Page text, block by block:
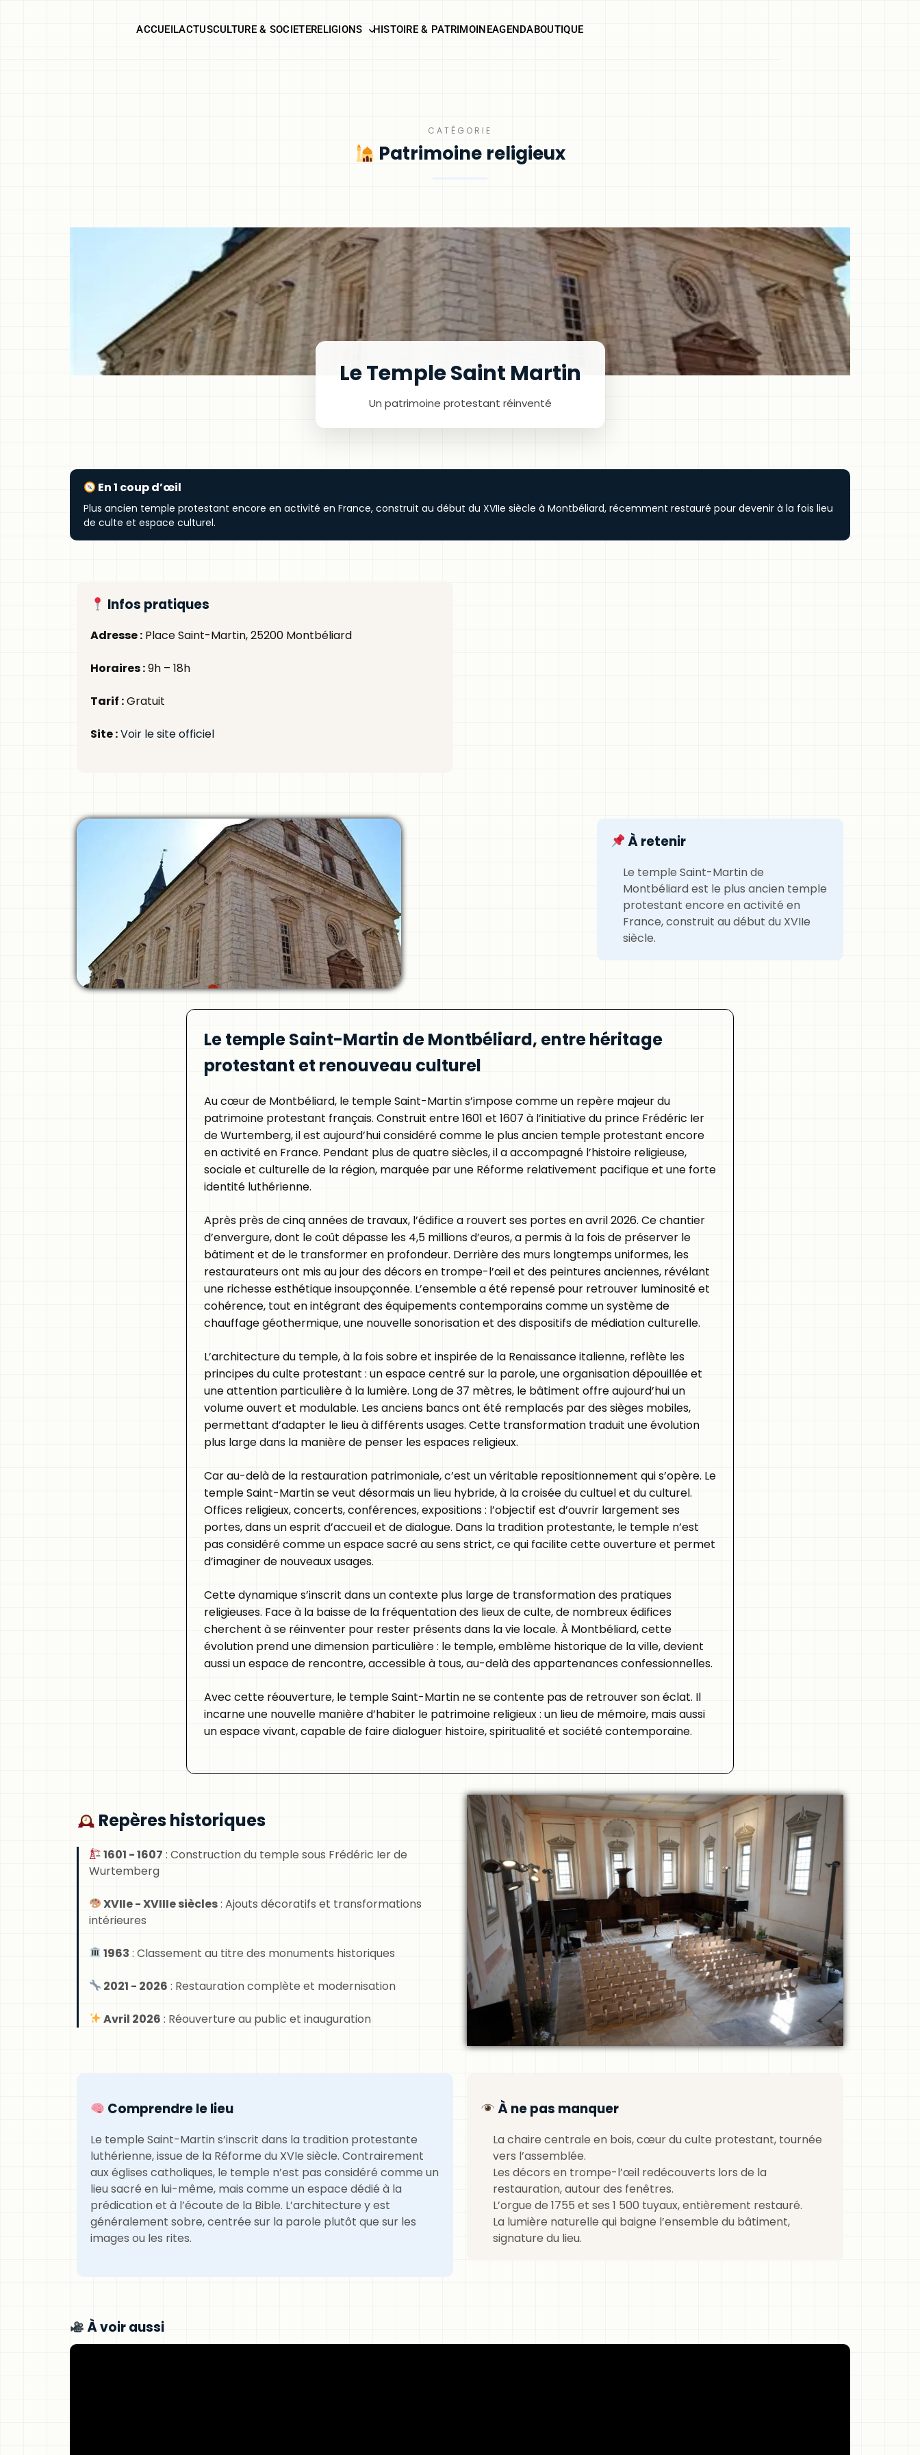
ACCUEILACTUSCULTURE & SOCIETERELIGIONS HISTOIRE & PATRIMOINEAGENDABOUTIQUE
CATÉGORIE
Patrimoine religieux
Le Temple Saint Martin
Un patrimoine protestant réinventé
En 1 coup d’œil
Plus ancien temple protestant encore en activité en France, construit au début du XVIIe siècle à Montbéliard, récemment restauré pour devenir à la fois lieu
de culte et espace culturel.
Infos pratiques
Adresse : Place Saint-Martin, 25200 Montbéliard
Horaires :9h – 18h
Tarif :Gratuit
Site :Voir le site officiel
À retenir
Le temple Saint-Martin de
Montbéliard est le plus ancien temple
protestant encore en activité en
France, construit au début du XVIIe
siècle.
Le temple Saint-Martin de Montbéliard, entre héritage
protestant et renouveau culturel
Au cœur de Montbéliard, le temple Saint-Martin s’impose comme un repère majeur du
patrimoine protestant français. Construit entre 1601 et 1607 à l’initiative du prince Frédéric Ier
de Wurtemberg, il est aujourd’hui considéré comme le plus ancien temple protestant encore
en activité en France. Pendant plus de quatre siècles, il a accompagné l’histoire religieuse,
sociale et culturelle de la région, marquée par une Réforme relativement pacifique et une forte
identité luthérienne.
Après près de cinq années de travaux, l’édifice a rouvert ses portes en avril 2026. Ce chantier
d’envergure, dont le coût dépasse les 4,5 millions d’euros, a permis à la fois de préserver le
bâtiment et de le transformer en profondeur. Derrière des murs longtemps uniformes, les
restaurateurs ont mis au jour des décors en trompe-l’œil et des peintures anciennes, révélant
une richesse esthétique insoupçonnée. L’ensemble a été repensé pour retrouver luminosité et
cohérence, tout en intégrant des équipements contemporains comme un système de
chauffage géothermique, une nouvelle sonorisation et des dispositifs de médiation culturelle.
L’architecture du temple, à la fois sobre et inspirée de la Renaissance italienne, reflète les
principes du culte protestant : un espace centré sur la parole, une organisation dépouillée et
une attention particulière à la lumière. Long de 37 mètres, le bâtiment offre aujourd’hui un
volume ouvert et modulable. Les anciens bancs ont été remplacés par des sièges mobiles,
permettant d’adapter le lieu à différents usages. Cette transformation traduit une évolution
plus large dans la manière de penser les espaces religieux.
Car au-delà de la restauration patrimoniale, c’est un véritable repositionnement qui s’opère. Le
temple Saint-Martin se veut désormais un lieu hybride, à la croisée du cultuel et du culturel.
Offices religieux, concerts, conférences, expositions : l’objectif est d’ouvrir largement ses
portes, dans un esprit d’accueil et de dialogue. Dans la tradition protestante, le temple n’est
pas considéré comme un espace sacré au sens strict, ce qui facilite cette ouverture et permet
d’imaginer de nouveaux usages.
Cette dynamique s’inscrit dans un contexte plus large de transformation des pratiques
religieuses. Face à la baisse de la fréquentation des lieux de culte, de nombreux édifices
cherchent à se réinventer pour rester présents dans la vie locale. À Montbéliard, cette
évolution prend une dimension particulière : le temple, emblème historique de la ville, devient
aussi un espace de rencontre, accessible à tous, au-delà des appartenances confessionnelles.
Avec cette réouverture, le temple Saint-Martin ne se contente pas de retrouver son éclat. Il
incarne une nouvelle manière d’habiter le patrimoine religieux : un lieu de mémoire, mais aussi
un espace vivant, capable de faire dialoguer histoire, spiritualité et société contemporaine.
Repères historiques
1601 - 1607 : Construction du temple sous Frédéric Ier de
Wurtemberg
XVIIe - XVIIIe siècles: Ajouts décoratifs et transformations
intérieures
1963 : Classement au titre des monuments historiques
2021 - 2026 : Restauration complète et modernisation
Avril 2026 : Réouverture au public et inauguration
Comprendre le lieu
Le temple Saint-Martin s’inscrit dans la tradition protestante
luthérienne, issue de la Réforme du XVIe siècle. Contrairement
aux églises catholiques, le temple n’est pas considéré comme un
lieu sacré en lui-même, mais comme un espace dédié à la
prédication et à l’écoute de la Bible. L’architecture y est
généralement sobre, centrée sur la parole plutôt que sur les
images ou les rites.
À ne pas manquer
La chaire centrale en bois, cœur du culte protestant, tournée
vers l’assemblée.
Les décors en trompe-l’œil redécouverts lors de la
restauration, autour des fenêtres.
L’orgue de 1755 et ses 1 500 tuyaux, entièrement restauré.
La lumière naturelle qui baigne l’ensemble du bâtiment,
signature du lieu.
À voir aussi